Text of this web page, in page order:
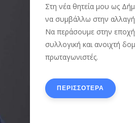
Στη νέα θητεία μου ως
να συμβάλλω στην αλλαγή
Να περάσουμε στην
συλλογική και ανοιχτή
πρωταγωνιστές.
ΠΕΡΙΣΣΟΤΕΡΑ